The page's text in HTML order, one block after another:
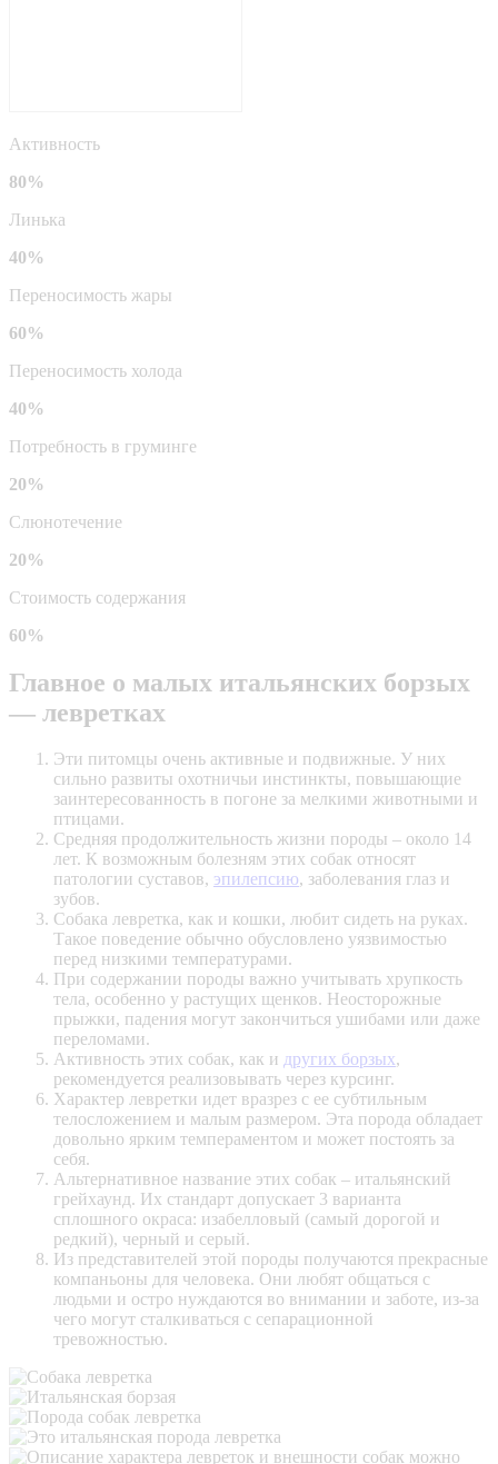
Активность
80%
Линька
40%
Переносимость жары
60%
Переносимость холода
40%
Потребность в груминге
20%
Слюнотечение
20%
Стоимость содержания
60%
Главное о малых итальянских борзых
— левретках
Эти питомцы очень активные и подвижные. У них
сильно развиты охотничьи инстинкты, повышающие
заинтересованность в погоне за мелкими животными и
птицами.
Средняя продолжительность жизни породы – около 14
лет. К возможным болезням этих собак относят
патологии суставов, эпилепсию, заболевания глаз и
зубов.
Собака левретка, как и кошки, любит сидеть на руках.
Такое поведение обычно обусловлено уязвимостью
перед низкими температурами.
При содержании породы важно учитывать хрупкость
тела, особенно у растущих щенков. Неосторожные
прыжки, падения могут закончиться ушибами или даже
переломами.
Активность этих собак, как и других борзых,
рекомендуется реализовывать через курсинг.
Характер левретки идет вразрез с ее субтильным
телосложением и малым размером. Эта порода обладает
довольно ярким темпераментом и может постоять за
себя.
Альтернативное название этих собак – итальянский
грейхаунд. Их стандарт допускает 3 варианта
сплошного окраса: изабелловый (самый дорогой и
редкий), черный и серый.
Из представителей этой породы получаются прекрасные
компаньоны для человека. Они любят общаться с
людьми и остро нуждаются во внимании и заботе, из-за
чего могут сталкиваться с сепарационной
тревожностью.